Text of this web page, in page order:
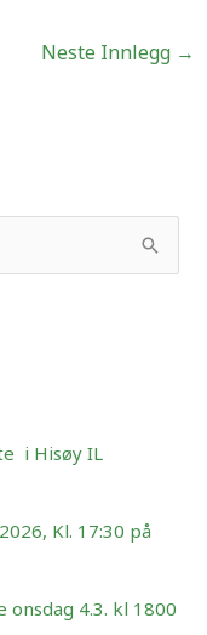
Neste Innlegg →
i Hisøy IL
Kl. 17:30 på
4.3. kl 1800